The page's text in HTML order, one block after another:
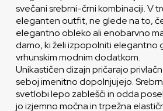
svečani srebrni-črni kombinaciji. V
eleganten outfit, ne glede na to,
elegantno obleko ali enobarvno
damo, ki želi izpopolniti elegantno
vrhunskim modnim dodatkom.
Unikastičen dizajn pričarajo
seboj imenitno dopolnjujejo.
svetlobi lepo zablešči in odda
jo izjemno močna in trpežna